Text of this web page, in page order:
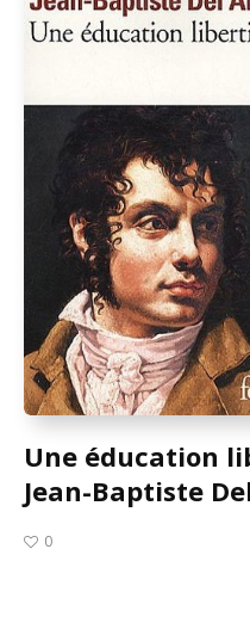
Une éducation
Jean-Baptiste
0